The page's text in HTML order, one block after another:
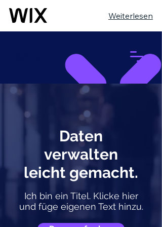
Weiterlesen